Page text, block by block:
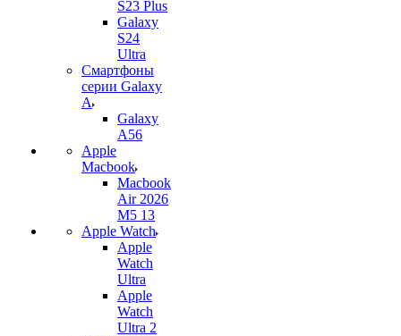
S23 Plus
Galaxy
S24
Ultra
Смартфоны
серии Galaxy
A
Galaxy
A56
Apple
Macbook
Macbook
Air 2026
M5 13
Apple Watch
Apple
Watch
Ultra
Apple
Watch
Ultra 2